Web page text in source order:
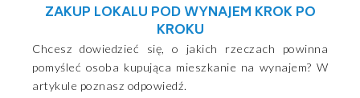
ZAKUP LOKALU POD WYNAJEM KROK PO
KROKU
Chcesz dowiedzieć się, o jakich rzeczach powinna
pomyśleć osoba kupująca mieszkanie na wynajem? W
artykule poznasz odpowiedź.